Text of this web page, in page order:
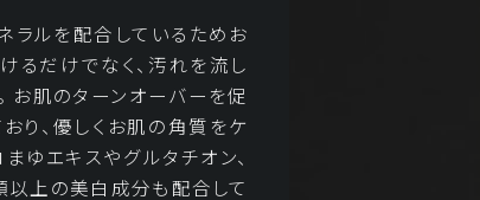
ラルを配合しているためお
るだけでなく、汚れを流し
お肌のターンオーバーを促
り、優しくお肌の角質をケ
ゆエキスやグルタチオン、
以上の美白成分も配合して